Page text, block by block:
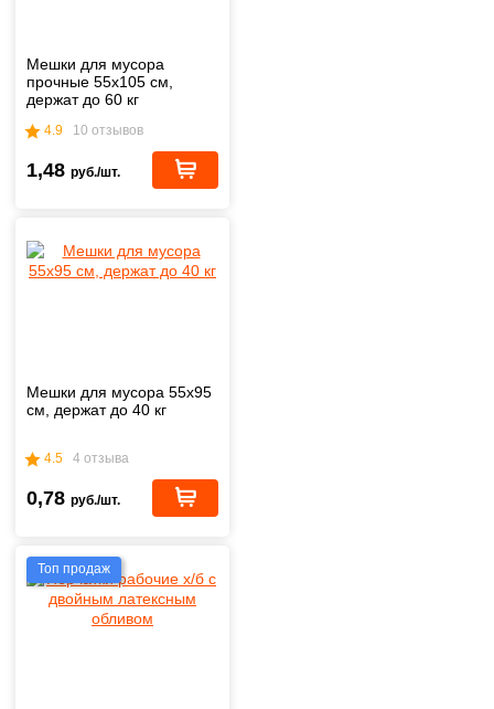
Мешки для мусора
прочные 55х105 см,
держат до 60 кг
4.9 10 отзывов
1,48 руб./шт.
Мешки для мусора 55х95
см, держат до 40 кг
4.5 4 отзыва
0,78 руб./шт.
Топ продаж